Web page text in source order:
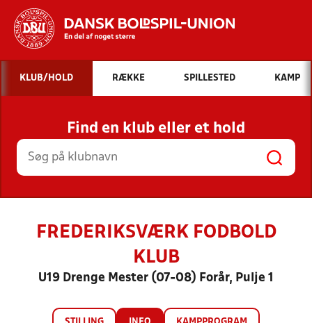
Hvad vil du søge efter?
INDHOLD OG NYHEDER
STILLINGER, RESULTATER, KLUBBER OG
HOLD
KLUB/HOLD RÆKKE SPILLESTED KAMP
Find en klub eller et hold
FREDERIKSVÆRK FODBOLD
KLUB
U19 Drenge Mester (07-08) Forår, Pulje 1